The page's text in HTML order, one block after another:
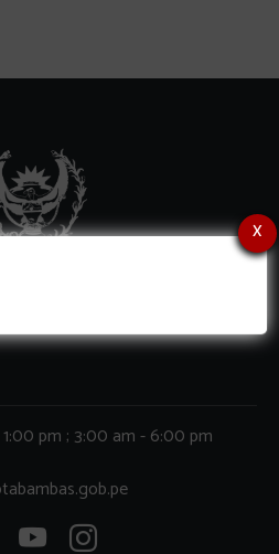
x
pm ; 3:00 am - 6:00 pm